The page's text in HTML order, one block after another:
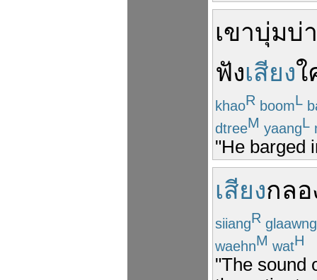
เขาบุ่มบ่
ฟังเสียงใ
khaoR boomL
dtreeM yaangL
"He barged
เสียงกลอ
siiangR glaawng
waehnM watH
"The sound